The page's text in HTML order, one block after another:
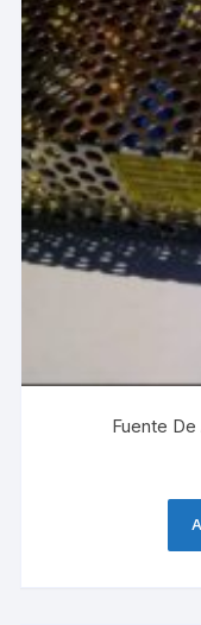
Fuente